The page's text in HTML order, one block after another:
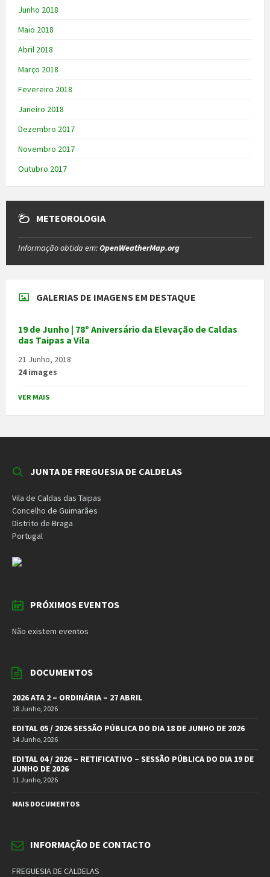
Junho 2018
Maio 2018
Abril 2018
Março 2018
Fevereiro 2018
Janeiro 2018
Dezembro 2017
Novembro 2017
Outubro 2017
METEOROLOGIA
Informação obtida em:OpenWeatherMap.org
GALERIAS DE IMAGENS EM DESTAQUE
19 de Junho | 78º Aniversário da Elevação de Caldas
das Taipas a Vila
21 Junho, 2018
24 images
VER MAIS
JUNTA DE FREGUESIA DE CALDELAS
Vila de Caldas das Taipas
Concelho de Guimarães
Distrito de Braga
Portugal
PRÓXIMOS EVENTOS
Não existem eventos
DOCUMENTOS
2026 ATA 2 – ORDINÁRIA – 27 ABRIL
18 Junho, 2026
EDITAL 05 / 2026 SESSÃO PÚBLICA DO DIA 18 DE JUNHO DE 2026
14 Junho, 2026
EDITAL 04 / 2026 – RETIFICATIVO – SESSÃO PÚBLICA DO DIA 19 DE
JUNHO DE 2026
11 Junho, 2026
MAIS DOCUMENTOS
INFORMAÇÃO DE CONTACTO
FREGUESIA DE CALDELAS